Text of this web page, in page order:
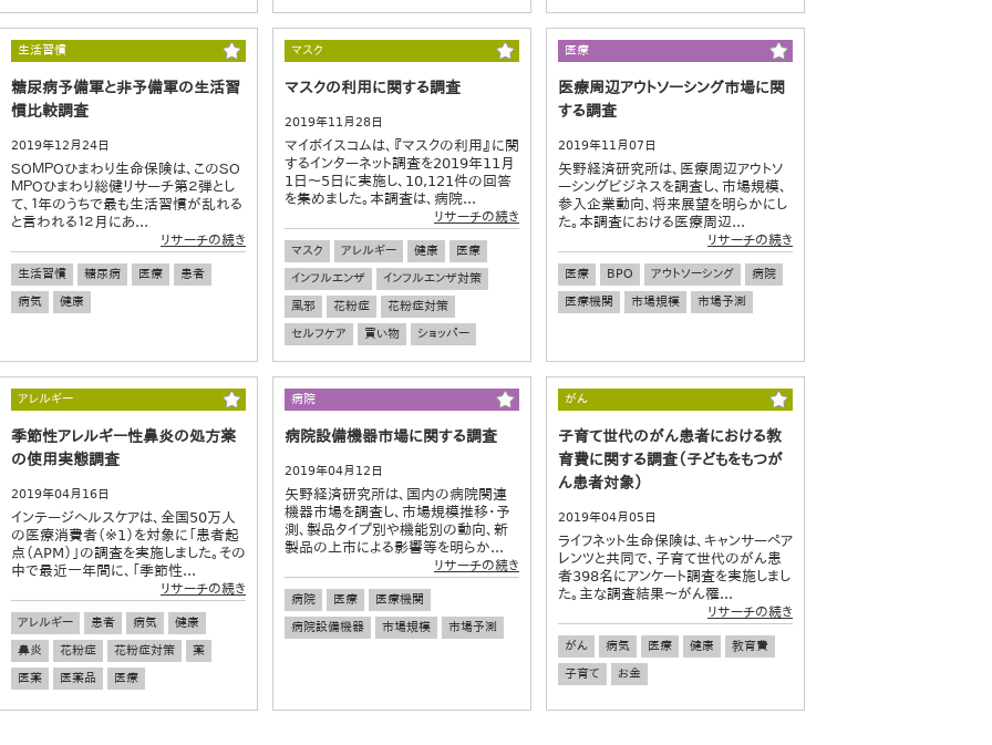
生活習慣
糖尿病予備軍と非予備軍の生活習
慣比較調査
2019年12月24日
ＳＯＭＰＯひまわり生命保険は、このＳＯ
ＭＰＯひまわり総健リサーチ第２弾とし
て、１年のうちで最も生活習慣が乱れる
と言われる１２月にあ...
リサーチの続き
生活習慣 糖尿病 医療
患者
病気
健康
マスク
マスクの利用に関する調査
2019年11月28日
マイボイスコムは、『マスクの利用』に関
するインターネット調査を2019年11月
1日～5日に実施し、10,121件の回答
を集めました。本調査は、病院...
リサーチの続き
マスク アレルギー 健康
医療
インフルエンザ
インフルエンザ対策
風邪
花粉症
花粉症対策
セルフケア
買い物 ショッパー
医療
医療周辺アウトソーシング市場に関
する調査
2019年11月07日
矢野経済研究所は、医療周辺アウトソ
ーシングビジネスを調査し、市場規模、
参入企業動向、将来展望を明らかにし
た。本調査における医療周辺...
リサーチの続き
医療 BPO アウトソーシング
病院
医療機関
市場規模 市場予測
アレルギー
季節性アレルギー性鼻炎の処方薬
の使用実態調査
2019年04月16日
インテージヘルスケアは、全国50万人
の医療消費者（※1）を対象に「患者起
点（APM）」の調査を実施しました。その
中で最近一年間に、「季節性...
リサーチの続き
アレルギー 患者 病気
健康
鼻炎
花粉症 花粉症対策
薬
医薬
医薬品 医療
病院
病院設備機器市場に関する調査
2019年04月12日
矢野経済研究所は、国内の病院関連
機器市場を調査し、市場規模推移・予
測、製品タイプ別や機能別の動向、新
製品の上市による影響等を明らか...
リサーチの続き
病院 医療
医療機関
病院設備機器
市場規模 市場予測
がん
子育て世代のがん患者における教
育費に関する調査（子どもをもつが
ん患者対象）
2019年04月05日
ライフネット生命保険は、キャンサーペア
レンツと共同で、子育て世代のがん患
者398名にアンケート調査を実施しまし
た。主な調査結果～がん罹...
リサーチの続き
がん 病気 医療 健康
教育費
子育て
お金